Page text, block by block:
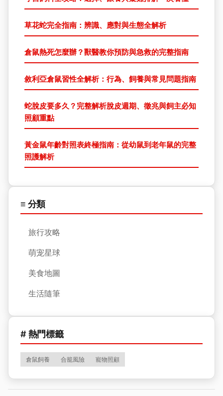
草花蛇完全指南：辨識、應對與生態全解析
倉鼠熱死怎麼辦？獸醫教你預防與急救的完整指南
敘利亞倉鼠習性全解析：行為、飼養與常見問題指南
蛇脫皮要多久？完整解析脫皮週期、徵兆與飼主必知
照顧重點
黃金鼠年齡對照表終極指南：從幼鼠到老年鼠的完整
照護解析
≡ 分類
旅行攻略
萌宠星球
美食地圖
生活隨筆
# 熱門標籤
倉鼠飼養 合籠風險 寵物照顧